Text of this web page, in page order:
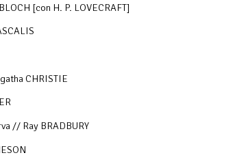
[con H. P. LOVECRAFT]
DE PASCALIS
CHRISTIE
// Ray BRADBURY